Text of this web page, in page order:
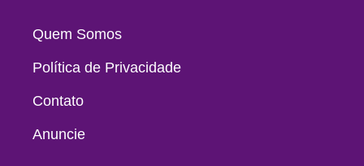
Quem Somos
Política de Privacidade
Contato
Anuncie